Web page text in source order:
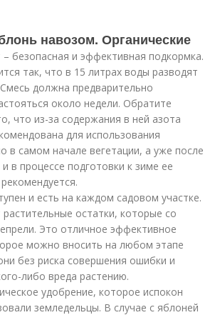
навозом. Органические
безопасная и эффективная подкормка.
так, что в 15 литрах воды разводят
должна предварительно
около недели. Обратите
что из-за содержания в ней азота
для использования
в самом начале вегетации, а уже после
в процессе подготовки к зиме ее
и есть на каждом садовом участке.
растительные остатки, которые со
Это отличное эффективное
можно вносить на любом этапе
без риска совершения ошибки и
либо вреда растению.
удобрение, которое испокон
земледельцы. В случае с яблоней